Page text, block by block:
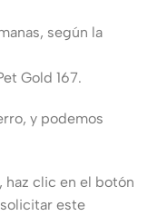
según la
Gold 167.
y podemos
haz clic en el botón
este